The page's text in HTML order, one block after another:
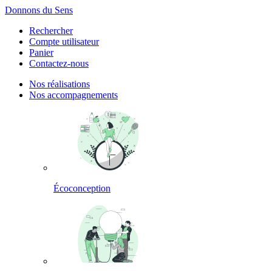
Panneau de gestion des cookies
Donnons du Sens
Rechercher
Compte utilisateur
Panier
Contactez-nous
Nos réalisations
Nos accompagnements
Écoconception